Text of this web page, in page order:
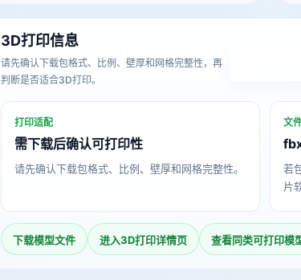
3D打印信息
请先确认下载包格式、比例、壁厚和网格完整性，再
判断是否适合3D打印。
打印适配
需下载后确认可打印性
请先确认下载包格式、比例、壁厚和网格完整性。
文
若
片
下载模型文件 进入3D打印详情页 查看同类可打印模